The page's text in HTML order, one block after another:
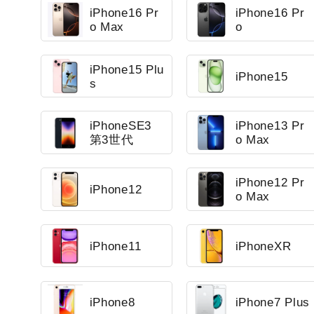
iPhone16 Pr
o Max
iPhone16 Pr
o
iPhone15 Plu
s
iPhone15
iPhoneSE3
第3世代
iPhone13 Pr
o Max
iPhone12
iPhone12 Pr
o Max
iPhone11 iPhoneXR
iPhone8 iPhone7 Plus